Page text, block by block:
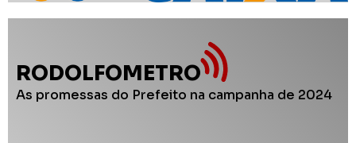
RODOLFOMETRO
As promessas do Prefeito na campanha de 2024